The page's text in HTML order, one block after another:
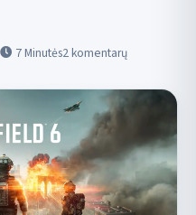
7Minutės2 komentarų